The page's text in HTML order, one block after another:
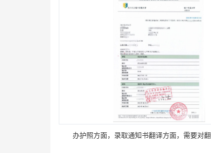
办护照方面，录取通知书翻译方面，需要对